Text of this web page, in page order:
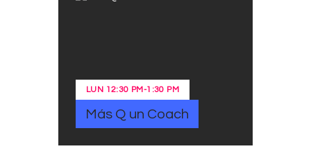
LUN 12:30 PM-1:30 PM
Más Q un Coach